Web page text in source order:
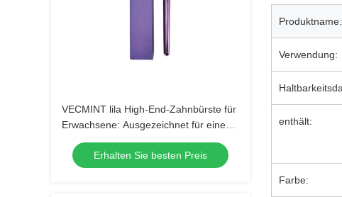
VECMINT lila High-End-Zahnbürste für
Erwachsene: Ausgezeichnet für eine
hervorragende Mundhygiene, perfekt
für den täglichen Gebrauch
Erhalten Sie besten Preis
Produktname:
Verwendung:
enthält:
Farbe: